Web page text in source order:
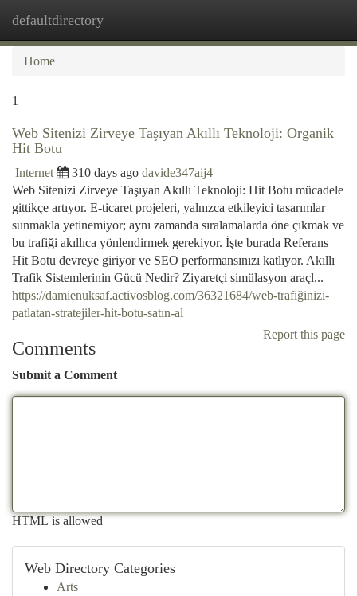
defaultdirectory
Home
1
Web Sitenizi Zirveye Taşıyan Akıllı Teknoloji: Organik
Hit Botu
Internet 310 days ago davide347aij4
Web Sitenizi Zirveye Taşıyan Akıllı Teknoloji: Hit Botu mücadele
gittikçe artıyor. E-ticaret projeleri, yalnızca etkileyici tasarımlar
sunmakla yetinemiyor; aynı zamanda sıralamalarda öne çıkmak ve
bu trafiği akıllıca yönlendirmek gerekiyor. İşte burada Referans
Hit Botu devreye giriyor ve SEO performansınızı katlıyor. Akıllı
Trafik Sistemlerinin Gücü Nedir? Ziyaretçi simülasyon araçl...
https://damienuksaf.activosblog.com/36321684/web-trafiğinizi-
patlatan-stratejiler-hit-botu-satın-al
Report this page
Comments
Submit a Comment
HTML is allowed
Web Directory Categories
Arts